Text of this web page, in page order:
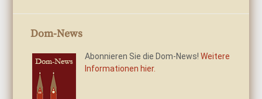
Dom-News
Abonnieren Sie die Dom-News!Weitere
Informationen hier.